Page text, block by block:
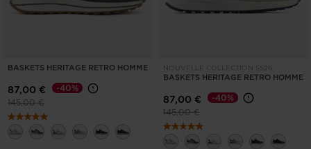
BASKETS HERITAGE RETRO HOMME
87,00 €
Prix réduit de
145,00 €à
-40%
NOUVELLE COLLECTION SS26
BASKETS HERITAGE RETRO HOMME
87,00 €
Prix réduit de
145,00 €à
-40%